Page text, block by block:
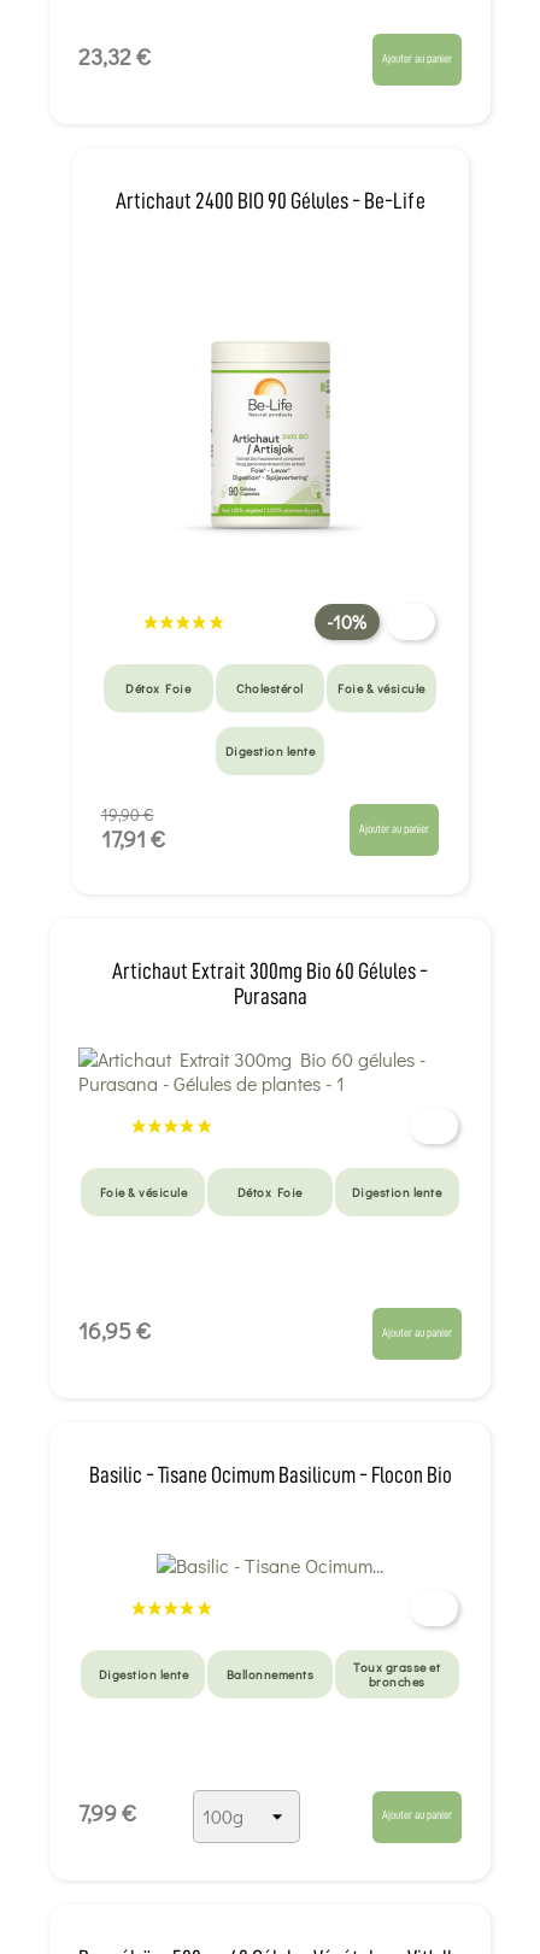
23,32 € Ajouter au panier
Artichaut 2400 BIO 90 Gélules - Be-Life
-10%
Détox Foie Cholestérol Foie & vésicule
Digestion lente
19,90 €
17,91 € Ajouter au panier
Artichaut Extrait 300mg Bio 60 Gélules -
Purasana
Foie & vésicule Détox Foie Digestion lente
16,95 € Ajouter au panier
Basilic - Tisane Ocimum Basilicum - Flocon Bio
Digestion lente Ballonnements
Toux grasse et
bronches
7,99 € Ajouter au panier